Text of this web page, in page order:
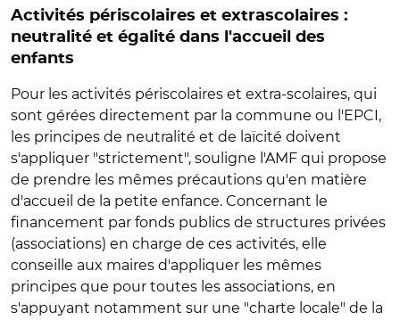
Activités périscolaires et extrascolaires :
neutralité et égalité dans l'accueil des
enfants
Pour les activités périscolaires et extra-scolaires, qui
sont gérées directement par la commune ou l'EPCI,
les principes de neutralité et de laïcité doivent
s'appliquer "strictement", souligne l'AMF qui propose
de prendre les mêmes précautions qu'en matière
d'accueil de la petite enfance. Concernant le
financement par fonds publics de structures privées
(associations) en charge de ces activités, elle
conseille aux maires d'appliquer les mêmes
principes que pour toutes les associations, en
s'appuyant notamment sur une "charte locale" de la